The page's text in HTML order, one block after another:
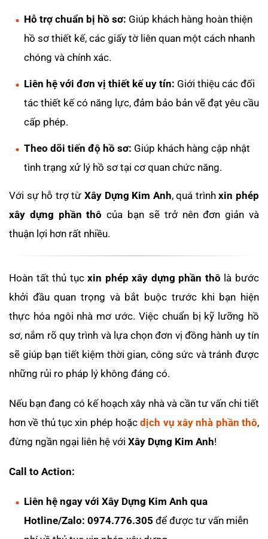
Hỗ trợ chuẩn bị hồ sơ: Giúp khách hàng hoàn thiện
hồ sơ thiết kế, các giấy tờ liên quan một cách nhanh
chóng và chính xác.
Liên hệ với đơn vị thiết kế uy tín: Giới thiệu các đối
tác thiết kế có năng lực, đảm bảo bản vẽ đạt yêu cầu
cấp phép.
Theo dõi tiến độ hồ sơ: Giúp khách hàng cập nhật
tình trạng xử lý hồ sơ tại cơ quan chức năng.
Với sự hỗ trợ từ Xây Dựng Kim Anh, quá trìnhxin phép
xây dựng phần thô của bạn sẽ trở nên đơn giản và
thuận lợi hơn rất nhiều.
Hoàn tất thủ tụcxin phép xây dựng phần thô là bước
khởi đầu quan trọng và bắt buộc trước khi bạn hiện
thực hóa ngôi nhà mơ ước. Việc chuẩn bị kỹ lưỡng hồ
sơ, nắm rõ quy trình và lựa chọn đơn vị đồng hành uy tín
sẽ giúp bạn tiết kiệm thời gian, công sức và tránh được
những rủi ro pháp lý không đáng có.
Nếu bạn đang có kế hoạch xây nhà và cần tư vấn chi tiết
hơn về thủ tục xin phép hoặcdịch vụ xây nhà phần thô,
đừng ngần ngại liên hệ với Xây Dựng Kim Anh!
Call to Action:
Liên hệ ngay với Xây Dựng Kim Anh qua
Hotline/Zalo: 0974.776.305 để được tư vấn miễn